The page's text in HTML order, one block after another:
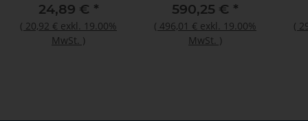
24,89 € *
( 20,92 € exkl. 19.00%
MwSt. )
590,25 € *
( 496,01 € exkl. 19.00%
MwSt. )
(